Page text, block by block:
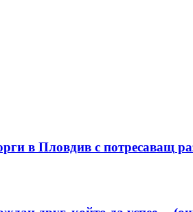
в Пловдив с потресаващ